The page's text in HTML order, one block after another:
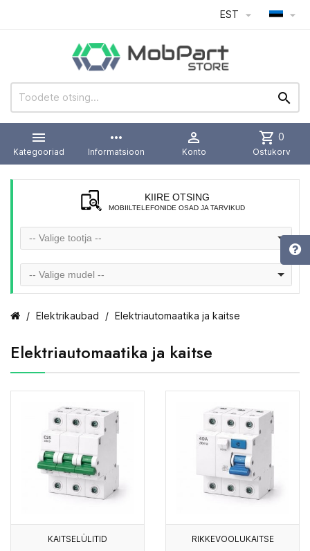
EST  


Kategooriad
more_horiz
Informatsioon

Konto
shopping_cart 0
Ostukorv
KIIRE OTSING
MOBIILTELEFONIDE OSAD JA TARVIKUD
-- Valige tootja --
-- Valige mudel --
Elektrikaubad Elektriautomaatika ja kaitse
Elektriautomaatika ja kaitse
KAITSELÜLITID RIKKEVOOLUKAITSE